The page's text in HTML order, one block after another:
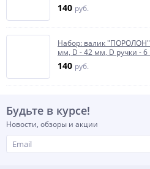
140 руб.
Набор: валик "ПОРОЛОН"
мм, D - 42 мм, D ручки -
140 руб.
Будьте в курсе!
Новости, обзоры и акции